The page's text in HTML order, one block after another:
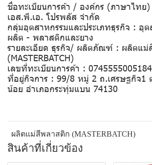
ชื่อทะเบียนการค้า / องค์กร (ภาษาไทย
เอส.พี.เอ. โปรพลัส จำกัด
กลุ่มอุตสาหกรรมและประเภทธุรกิจ : อุต
ผลิต - พลาสติกและยาง
รายละเอียด ธุรกิจ/ ผลิตภัณฑ์ : ผลิตแม่
(MASTERBATCH)
เลขที่ทะเบียนการค้า : 0745555005184
ที่อยู่กิจการ : 99/8 หมู่ 2 ถ.เศรษฐกิจ1
น้อย อำเภอกระทุ่มแบน 74130
ผลิตแม่สีพลาสติก (MASTERBATCH)
สินค้าที่เกี่ยวข้อง